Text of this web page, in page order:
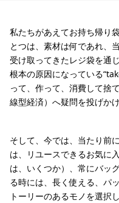
私たちがあえてお持ち帰り
とつは、素材は何であれ、
受け取ってきたレジ袋を通
根本の原因になっている
って、作って、消費して捨
線型経済）へ疑問を投げか
そして、今では、当たり前
は、リユースできるお気に
は、いくつか）、常にバッ
る時には、長く使える、パ
トーリーのあるモノを選択